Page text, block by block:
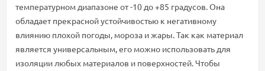
температурном диапазоне от -10 до +85 градусов. Она
обладает прекрасной устойчивостью к негативному
влиянию плохой погоды, мороза и жары. Так как материал
является универсальным, его можно использовать для
изоляции любых материалов и поверхностей. Чтобы